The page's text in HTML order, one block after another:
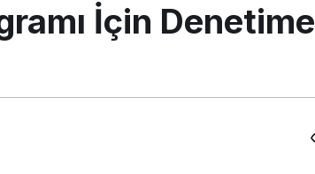
İçin Denetime